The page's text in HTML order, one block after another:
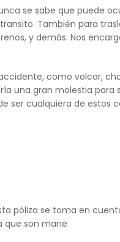
se sabe que puede
También para
y demás. Nos
como volcar,
una gran molestia
cualquiera de estos
póliza se toma en
que son mane